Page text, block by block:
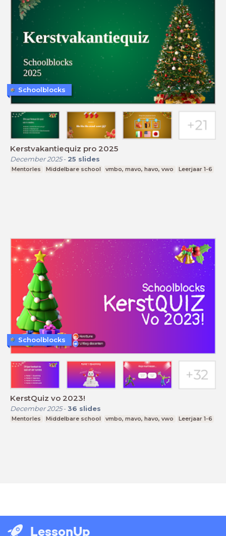
Kerstvakantiequiz pro 2025
December 2025- 25 slides
Mentorles Middelbare school vmbo, mavo, havo, vwo Leerjaar 1-6
Schoolblocks
KerstQuiz vo 2023!
December 2025- 36 slides
Mentorles Middelbare school vmbo, mavo, havo, vwo Leerjaar 1-6
Schoolblocks
LessonUp